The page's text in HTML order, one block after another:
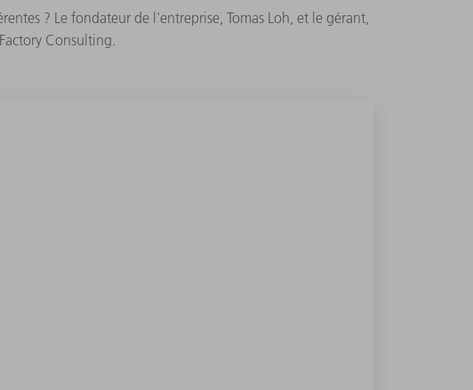
? Le fondateur de l'entreprise, Tomas Loh, et le gérant,
Consulting.